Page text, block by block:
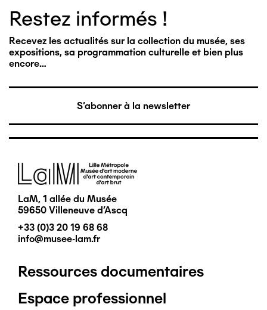
Restez informés !
Recevez les actualités sur la collection du musée, ses
expositions, sa programmation culturelle et bien plus
encore…
S'abonner à la newsletter
Image
LaM, 1 allée du Musée
59650 Villeneuve d'Ascq
+33 (0)3 20 19 68 68
info@musee-lam.fr
Pied
Ressources documentaires
Espace professionnel